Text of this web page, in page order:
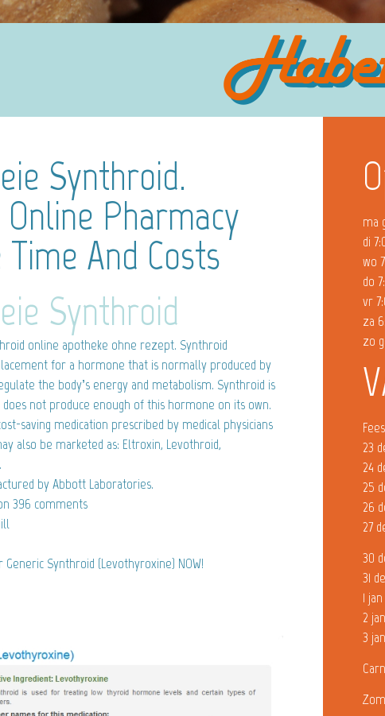
Synthroid.
Pharmacy
Time And Costs
Synthroid
online apotheke ohne rezept. Synthroid
for a hormone that is normally produced by
the body’s energy and metabolism. Synthroid is
not produce enough of this hormone on its own.
saving medication prescribed by medical physicians
also be marketed as: Eltroxin, Levothroid,
by Abbott Laboratories.
396 comments
Synthroid (Levothyroxine) NOW!
ma
di
wo
do
vr
za
zo
23
24
25
26
27
30
31
1
2
3